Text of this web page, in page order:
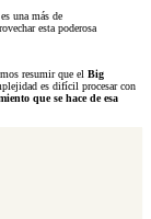
es una más de
esta poderosa
resumir que el Big
es difícil procesar con
que se hace de esa